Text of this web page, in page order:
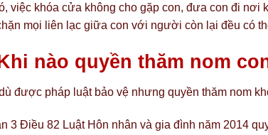
việc khóa cửa không cho gặp con, đưa con đi nơi
mọi liên lạc giữa con với người còn lại đều có
nào quyền thăm nom
được pháp luật bảo vệ nhưng quyền thăm nom
3 Điều 82 Luật Hôn nhân và gia đình năm 2014